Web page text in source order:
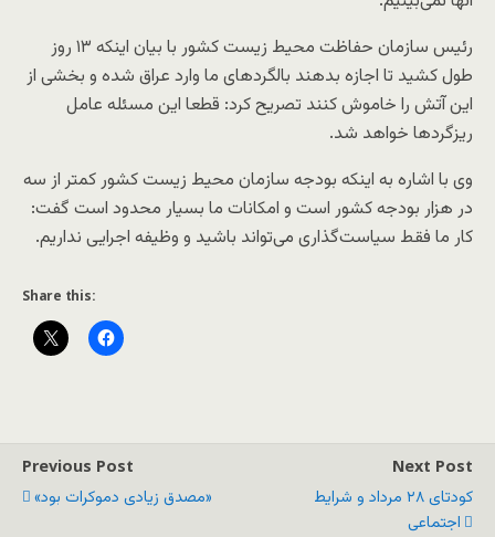
رئیس سازمان حفاظت محیط زیست کشور با بیان اینکه ۱۳ روز
طول کشید تا اجازه بدهند بالگردهای ما وارد عراق شده و بخشی از
این آتش را خاموش کنند تصریح کرد: قطعا این مسئله عامل
ریزگردها خواهد شد.
وی با اشاره به اینکه بودجه سازمان محیط زیست کشور کمتر از سه
در هزار بودجه کشور است و امکانات ما بسیار محدود است گفت:
کار ما فقط سیاست‌گذاری می‌تواند باشید و وظیفه اجرایی نداریم.
Share this:
Previous Post
«مصدق زیادی دموکرات بود»
Next Post
کودتای ۲۸ مرداد و شرایط
اجتماعی